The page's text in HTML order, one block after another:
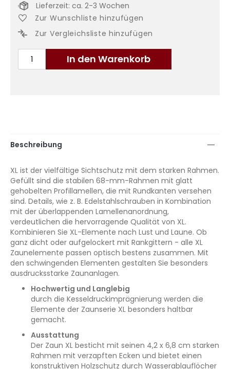
In den Warenkorb
Lieferzeit: ca. 2-3 Wochen
Zur Wunschliste hinzufügen
Zur Vergleichsliste hinzufügen
Beschreibung
XL ist der vielfältige Sichtschutz mit dem starken Rahmen.
Gefüllt sind die stabilen 68-mm-Rahmen mit glatt
gehobelten Profillamellen, die mit Rundkanten versehen
sind. Details, wie z. B. Edelstahlschrauben in Kombination
mit der überlappenden Lamellenanordnung,
verdeutlichen die hervorragende Qualität von XL.
Kombinieren Sie XL-Elemente nach Lust und Laune. Ob
ganz dicht oder aufgelockert mit Rankgittern - alle XL
Zaunelemente passen optisch bestens zusammen. Mit
den schwingenden Elementen gestalten Sie besonders
ausdrucksstarke Zaunanlagen.
Hochwertig und Langlebig
durch die Kesseldruckimprägnierung werden die
Elemente der Zaunserie XL besonders haltbar
gemacht.
Ausstattung
Der Zaun XL besticht mit seinen 4,2 x 6,8 cm starken
Rahmen mit verzapften Ecken und bietet einen
konstruktiven Holzschutz durch Wasserablauflöcher